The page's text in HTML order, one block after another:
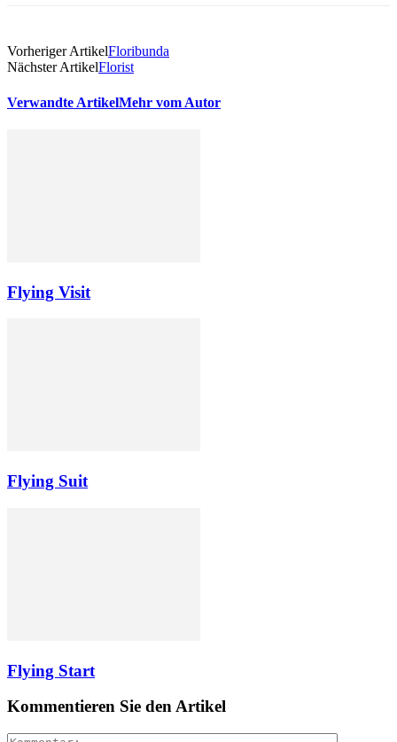
Vorheriger ArtikelFloribunda
Nächster ArtikelFlorist
Verwandte ArtikelMehr vom Autor
Flying Visit
Flying Suit
Flying Start
Kommentieren Sie den Artikel